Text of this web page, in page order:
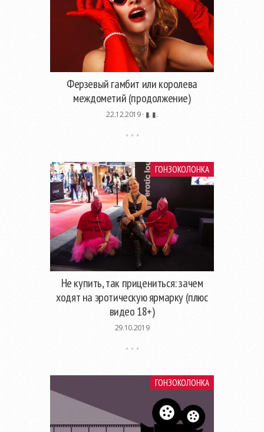
Ферзевый гамбит или королева
междометий (продолжение)
22.12.2019 · ▮. ▮.
ГОНЗОКОЛОНКА
Не купить, так прицениться: зачем
ходят на эротическую ярмарку (плюс
видео 18+)
29.10.2019
ГОНЗОКОЛОНКА